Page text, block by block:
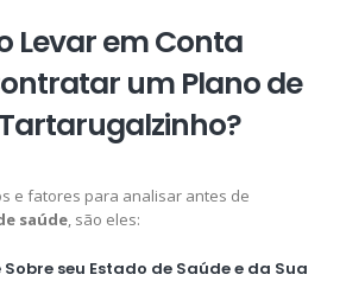
Levar em Conta
um Plano de
e fatores para analisar antes de
saúde, são eles:
seu Estado de Saúde e da Sua